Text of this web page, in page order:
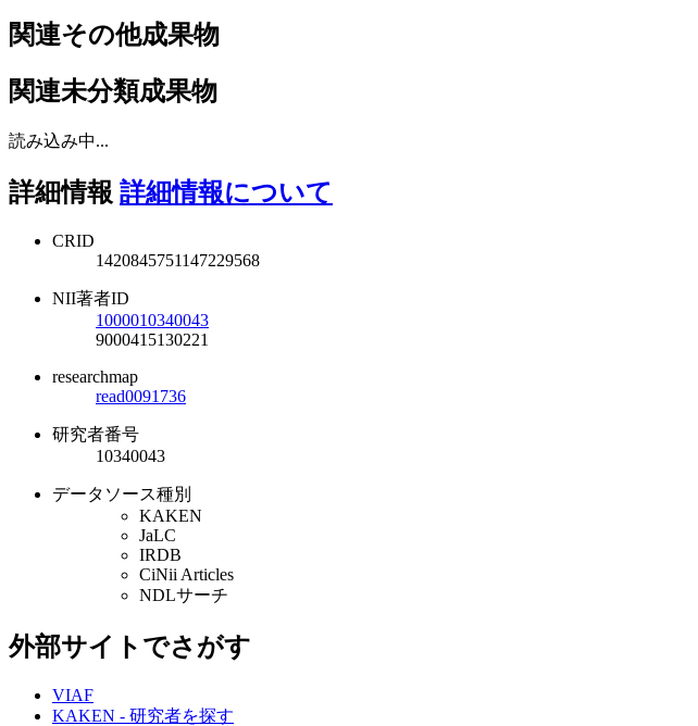
関連その他成果物
関連未分類成果物
読み込み中...
詳細情報 詳細情報について
CRID
1420845751147229568
NII著者ID
1000010340043
9000415130221
researchmap
read0091736
研究者番号
10340043
データソース種別
KAKEN
JaLC
IRDB
CiNii Articles
NDLサーチ
外部サイトでさがす
VIAF
KAKEN - 研究者を探す